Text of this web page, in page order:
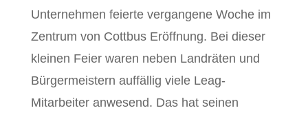
Unternehmen feierte vergangene Woche im
Zentrum von Cottbus Eröffnung. Bei dieser
kleinen Feier waren neben Landräten und
Bürgermeistern auffällig viele Leag-
Mitarbeiter anwesend. Das hat seinen